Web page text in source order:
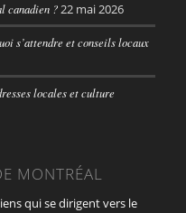
canadien ? 22 mai 2026
s’attendre et conseils locaux
locales et culture
MONTRÉAL
qui se dirigent vers le